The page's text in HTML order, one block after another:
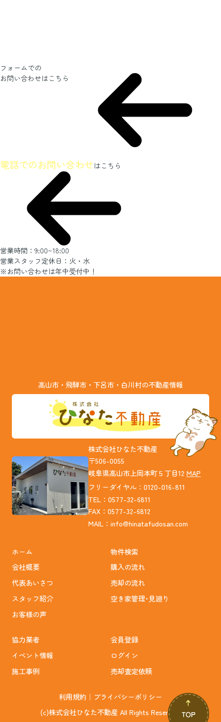
フォームでの
お問い合わせはこちら
電話でのお問い合わせはこちら
営業時間：9:00~18:00
営業スタッフ定休日：火・水
※お問い合わせは年中受付中！
高山市・飛騨市・下呂市・白川村の不動産情報
株式会社ひなた不動産
〒506-0055
岐阜県高山市上岡本町５丁目12MAP
フリーダイヤル：0120-016-811
TEL：0577-32-6811
FAX：0577-32-6812
MAIL：info@hinatafudosan.com
ホーム
会社概要
代表あいさつ
スタッフ紹介
お客様の声
物件検索
購入の流れ
売却の流れ
空き家管理･見廻り
協力業者
イベント情報
施工事例
会員登録
ログイン
売却査定依頼
利用規約 ｜ プライバシーポリシー
(c)株式会社ひなた不動産 All Rights Reserved.